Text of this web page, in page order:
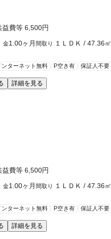
益費等 6,500円
金1.00ヶ月 間取り １ＬＤＫ / 47.36㎡
ンターネット無料 P空き有 保証人不要
詳細を見る
益費等 6,500円
金1.00ヶ月 間取り １ＬＤＫ / 47.36㎡
ンターネット無料 P空き有 保証人不要
詳細を見る